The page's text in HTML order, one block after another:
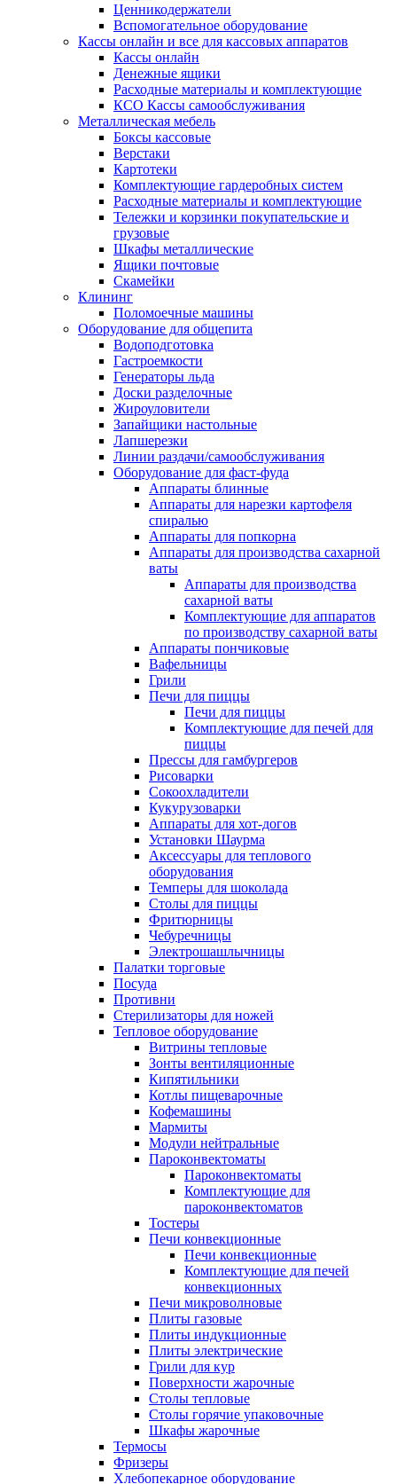
Ценникодержатели
Вспомогательное оборудование
Кассы онлайн и все для кассовых аппаратов
Кассы онлайн
Денежные ящики
Расходные материалы и комплектующие
КСО Кассы самообслуживания
Металлическая мебель
Боксы кассовые
Верстаки
Картотеки
Комплектующие гардеробных систем
Расходные материалы и комплектующие
Тележки и корзинки покупательские и
грузовые
Шкафы металлические
Ящики почтовые
Скамейки
Клининг
Поломоечные машины
Оборудование для общепита
Водоподготовка
Гастроемкости
Генераторы льда
Доски разделочные
Жироуловители
Запайщики настольные
Лапшерезки
Линии раздачи/самообслуживания
Оборудование для фаст-фуда
Аппараты блинные
Аппараты для нарезки картофеля
спиралью
Аппараты для попкорна
Аппараты для производства сахарной
ваты
Аппараты для производства
сахарной ваты
Комплектующие для аппаратов
по производству сахарной ваты
Аппараты пончиковые
Вафельницы
Грили
Печи для пиццы
Печи для пиццы
Комплектующие для печей для
пиццы
Прессы для гамбургеров
Рисоварки
Сокоохладители
Кукурузоварки
Аппараты для хот-догов
Установки Шаурма
Аксессуары для теплового
оборудования
Темперы для шоколада
Столы для пиццы
Фритюрницы
Чебуречницы
Электрошашлычницы
Палатки торговые
Посуда
Противни
Стерилизаторы для ножей
Тепловое оборудование
Витрины тепловые
Зонты вентиляционные
Кипятильники
Котлы пищеварочные
Кофемашины
Мармиты
Модули нейтральные
Пароконвектоматы
Пароконвектоматы
Комплектующие для
пароконвектоматов
Тостеры
Печи конвекционные
Печи конвекционные
Комплектующие для печей
конвекционных
Печи микроволновые
Плиты газовые
Плиты индукционные
Плиты электрические
Грили для кур
Поверхности жарочные
Столы тепловые
Столы горячие упаковочные
Шкафы жарочные
Термосы
Фризеры
Хлебопекарное оборудование